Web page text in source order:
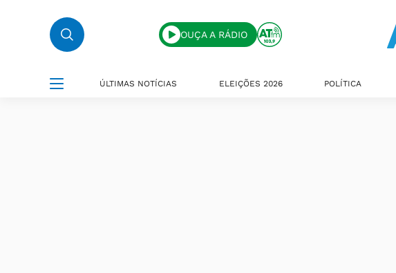
OUÇA A RÁDIO
ÚLTIMAS NOTÍCIAS ELEIÇÕES 2026 POLÍTICA